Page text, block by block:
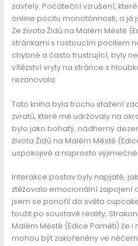
zavřely. Počáteční vzrušení,
online pocitu monotónnosti, a já
Ze života Židů na Malém Méstě
stránkami s rostoucím pocitem
chybné a často frustrující, byly
vítězství vryty na stránce s
rezonovala.
Tato kniha byla trochu stažení
zvratů, které mě udržovaly na
bylo jako bohatý, nádherný
života Židů na Malém Méstě
uspokojivé a naprosto výjimečné.
Interakce postav byly napjaté,
ztěžovalo emocionální zapojení
jsem se ponořil do světa
toužit po soustavě reality,
Malém Méstě (Edice Paměti) že
mohou být zakořeněny ve